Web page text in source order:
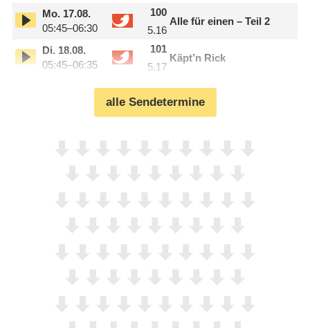
Mo.17.08.
05:45–06:30
100
5.16
Alle für einen – Teil 2
Di. 18.08.
05:45–06:35
101
5.17
Käpt’n Rick
alle Sendetermine